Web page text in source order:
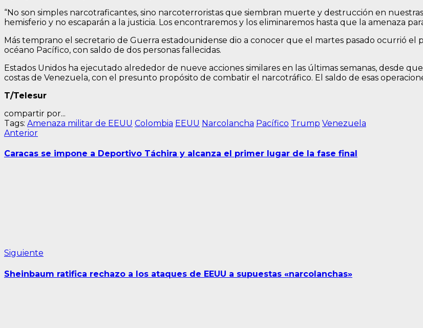
“No son simples narcotraficantes, sino narcoterroristas que siembran muerte y destrucción en
hemisferio y no escaparán a la justicia. Los encontraremos y los eliminaremos hasta que la amenaza
Más temprano el secretario de Guerra estadounidense dio a conocer que el martes pasado ocurrió el
océano Pacífico, con saldo de dos personas fallecidas.
Estados Unidos ha ejecutado alrededor de nueve acciones similares en las últimas semanas, desde
costas de Venezuela, con el presunto propósito de combatir el narcotráfico. El saldo de esas
T/Telesur
compartir por...
Tags: Amenaza militar de EEUU Colombia EEUU Narcolancha Pacífico Trump Venezuela
Navegación
de
AnteriorEntrada
Caracas se impone a Deportivo Táchira y alcanza el primer lugar de la fase final
Siguiente
Sheinbaum ratifica rechazo a los ataques de EEUU a supuestas «narcolanchas»